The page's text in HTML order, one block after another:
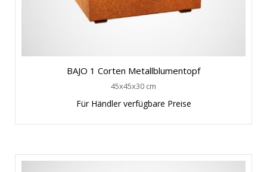
BAJO 1 Corten Metallblumentopf
45x45x30 cm
Für Händler verfügbare Preise